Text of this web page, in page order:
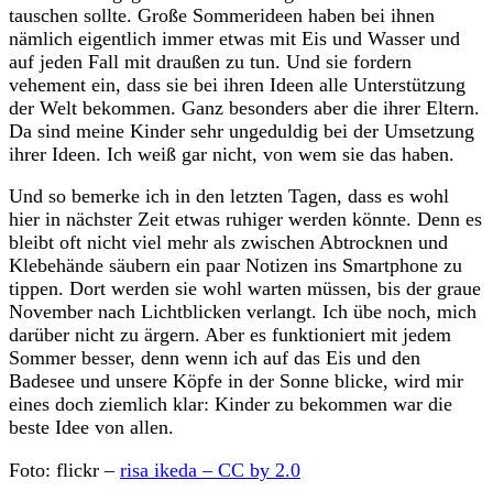
tauschen sollte. Große Sommerideen haben bei ihnen
nämlich eigentlich immer etwas mit Eis und Wasser und
auf jeden Fall mit draußen zu tun. Und sie fordern
vehement ein, dass sie bei ihren Ideen alle Unterstützung
der Welt bekommen. Ganz besonders aber die ihrer Eltern.
Da sind meine Kinder sehr ungeduldig bei der Umsetzung
ihrer Ideen. Ich weiß gar nicht, von wem sie das haben.
Und so bemerke ich in den letzten Tagen, dass es wohl
hier in nächster Zeit etwas ruhiger werden könnte. Denn es
bleibt oft nicht viel mehr als zwischen Abtrocknen und
Klebehände säubern ein paar Notizen ins Smartphone zu
tippen. Dort werden sie wohl warten müssen, bis der graue
November nach Lichtblicken verlangt. Ich übe noch, mich
darüber nicht zu ärgern. Aber es funktioniert mit jedem
Sommer besser, denn wenn ich auf das Eis und den
Badesee und unsere Köpfe in der Sonne blicke, wird mir
eines doch ziemlich klar: Kinder zu bekommen war die
beste Idee von allen.
Foto: flickr – risa ikeda – CC by 2.0